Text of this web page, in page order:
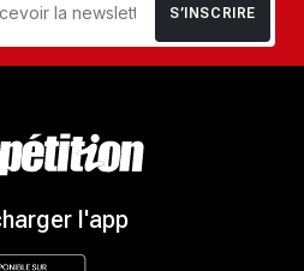
S’INSCRIRE
l'app